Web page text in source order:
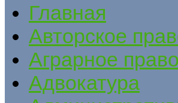
Главная
Авторское
Аграрное право
Адвокатура